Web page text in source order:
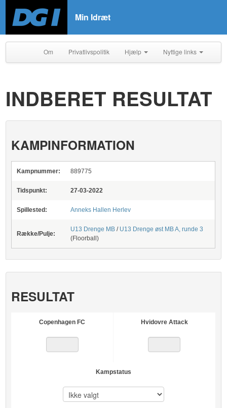
Min Idræt
Om Privatlivspolitik Hjælp Nyttige links
INDBERET RESULTAT
KAMPINFORMATION
Kampnummer: 889775
Tidspunkt: 27-03-2022
Spillested: Anneks Hallen Herlev
Række/Pulje:
U13 Drenge MB/ U13 Drenge øst MB A, runde 3
(Floorball)
RESULTAT
Copenhagen FC
Kampstatus
Hvidovre Attack